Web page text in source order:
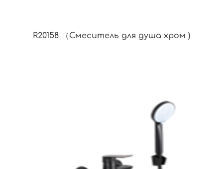
R20158 （Смеситель для душа хром )